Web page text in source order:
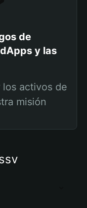
de
y las
activos de
misión